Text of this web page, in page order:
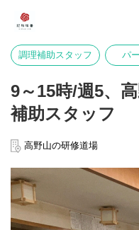
調理補助スタッフ パ
9～15時/週5、
補助スタッフ
高野山の研修道場